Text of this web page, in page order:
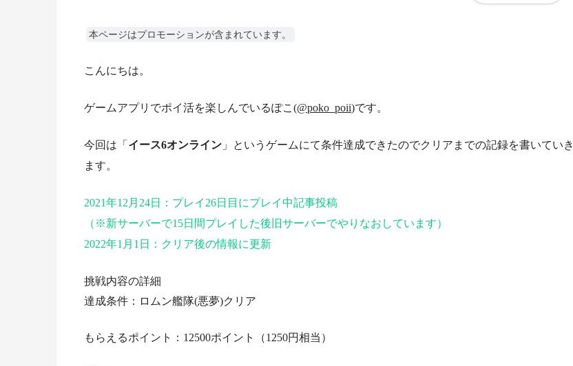
本ページはプロモーションが含まれています。
こんにちは。
ゲームアプリでポイ活を楽しんでいるぽこ(@poko_poii)です。
今回は「 イース6オンライン 」というゲームにて条件達成できたのでクリアまでの記録を書いていき
ます。
2021年12月24日：プレイ26日目にプレイ中記事投稿
（※新サーバーで15日間プレイした後旧サーバーでやりなおしています）
2022年1月1日：クリア後の情報に更新
挑戦内容の詳細
達成条件：ロムン艦隊(悪夢)クリア
もらえるポイント：12500ポイント（1250円相当）